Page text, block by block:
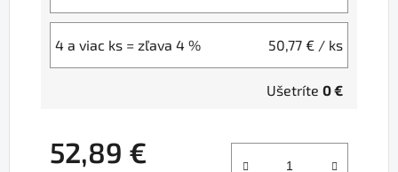
4 a viac ks = zľava 4 % 50,77 € / ks
Ušetríte 0 €
52,89 €